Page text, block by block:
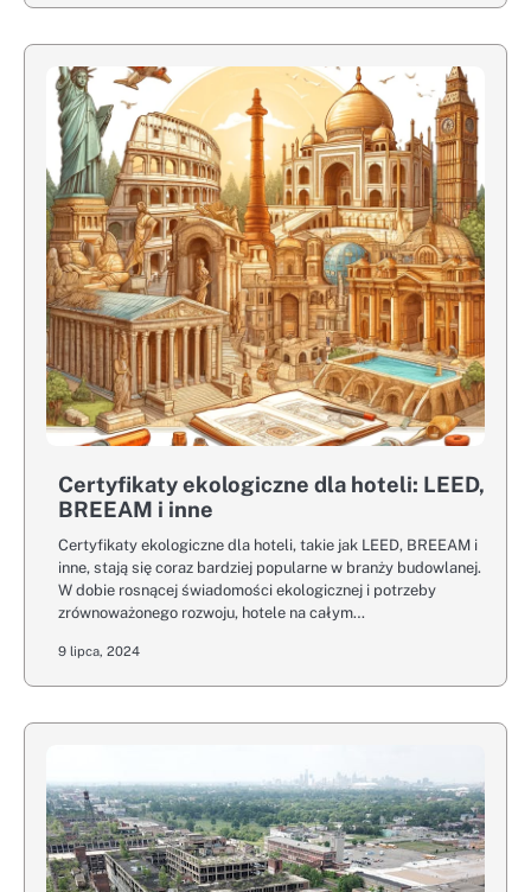
Certyfikaty ekologiczne dla hoteli: LEED,
BREEAM i inne
Certyfikaty ekologiczne dla hoteli, takie jak LEED, BREEAM i
inne, stają się coraz bardziej popularne w branży budowlanej.
W dobie rosnącej świadomości ekologicznej i potrzeby
zrównoważonego rozwoju, hotele na całym…
9 lipca, 2024